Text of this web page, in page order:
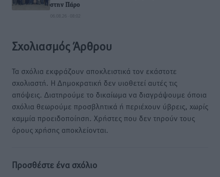
στην Πάρο
06.08.26 · 08:02
Σχολιασμός Άρθρου
Τα σχόλια εκφράζουν αποκλειστικά τον εκάστοτε
σχολιαστή. Η Δημοκρατική δεν υιοθετεί αυτές τις
απόψεις. Διατηρούμε το δικαίωμα να διαγράψουμε όποια
σχόλια θεωρούμε προσβλητικά ή περιέχουν ύβρεις, χωρίς
καμμία προειδοποίηση. Χρήστες που δεν τηρούν τους
όρους χρήσης αποκλείονται.
Προσθέστε ένα σχόλιο